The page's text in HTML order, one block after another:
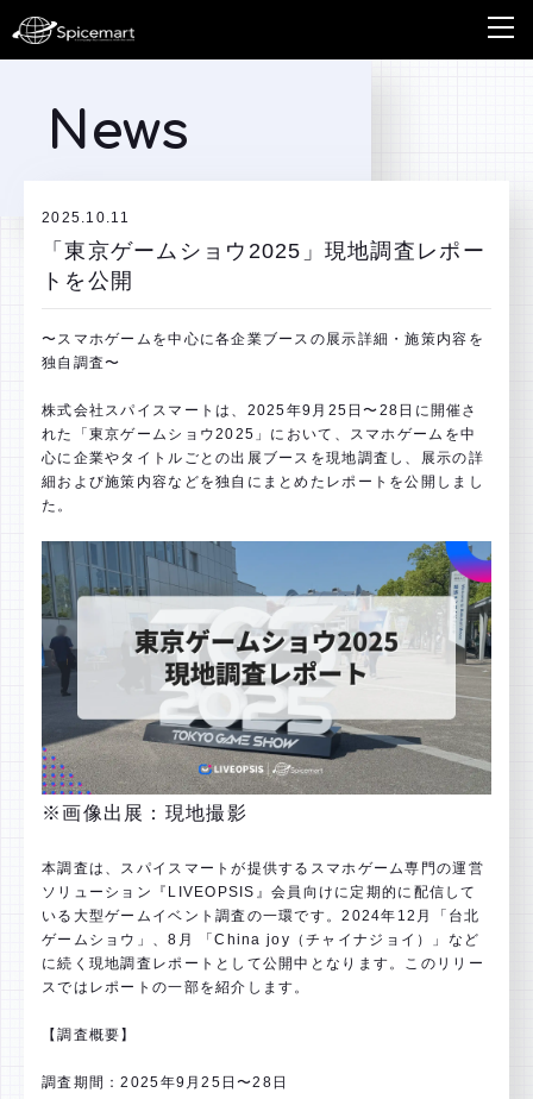
News
2025.10.11
「東京ゲームショウ2025」現地調査レポー
トを公開
〜スマホゲームを中心に各企業ブースの展示詳細・施策内容を
独自調査〜
株式会社スパイスマートは、2025年9月25日〜28日に開催さ
れた「東京ゲームショウ2025」において、スマホゲームを中
心に企業やタイトルごとの出展ブースを現地調査し、展示の詳
細および施策内容などを独自にまとめたレポートを公開しまし
た。
※画像出展：現地撮影
本調査は、スパイスマートが提供するスマホゲーム専門の運営
ソリューション『LIVEOPSIS』会員向けに定期的に配信して
いる大型ゲームイベント調査の一環です。2024年12月「台北
ゲームショウ」、8月 「China joy（チャイナジョイ）」など
に続く現地調査レポートとして公開中となります。このリリー
スではレポートの一部を紹介します。
【調査概要】
調査期間：2025年9⽉25日〜28日